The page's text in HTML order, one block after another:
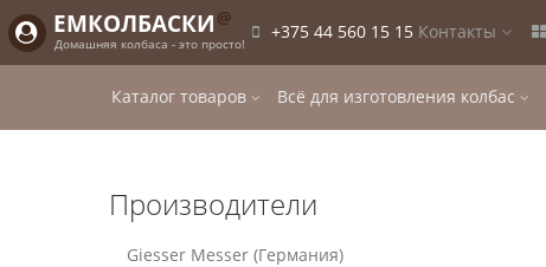
ЕМКОЛБАСКИ @
Домашняя колбаса - это просто!
+375 44 560 15 15 Контакты
Каталог товаров Всё для изготовления колбас
Производители
Giesser Messer (Германия)